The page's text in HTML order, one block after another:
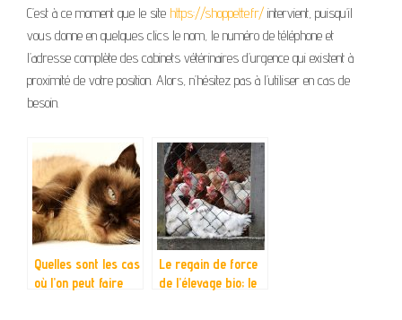
C’est à ce moment que le site https://shoppette.fr/ intervient, puisqu’il
vous donne en quelques clics le nom, le numéro de téléphone et
l’adresse complète des cabinets vétérinaires d’urgence qui existent à
proximité de votre position. Alors, n’hésitez pas à l’utiliser en cas de
besoin.
Quelles sont les cas
où l’on peut faire
Le regain de force
de l’élevage bio; le